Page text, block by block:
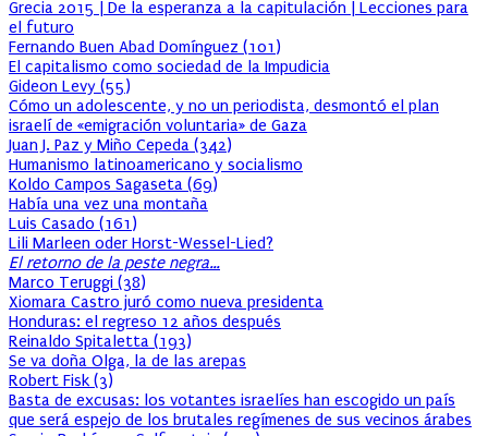
Grecia 2015 | De la esperanza a la capitulación | Lecciones para
el futuro
Fernando Buen Abad Domínguez (101)
El capitalismo como sociedad de la Impudicia
Gideon Levy (55)
Cómo un adolescente, y no un periodista, desmontó el plan
israelí de «emigración voluntaria» de Gaza
Juan J. Paz y Miño Cepeda (342)
Humanismo latinoamericano y socialismo
Koldo Campos Sagaseta (69)
Había una vez una montaña
Luis Casado (161)
Lili Marleen oder Horst-Wessel-Lied?
El retorno de la peste negra…
Marco Teruggi (38)
Xiomara Castro juró como nueva presidenta
Honduras: el regreso 12 años después
Reinaldo Spitaletta (193)
Se va doña Olga, la de las arepas
Robert Fisk (3)
Basta de excusas: los votantes israelíes han escogido un país
que será espejo de los brutales regímenes de sus vecinos árabes